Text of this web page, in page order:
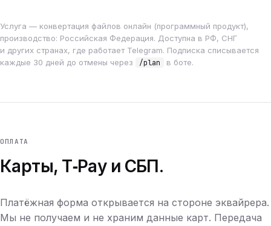
Услуга — конвертация файлов онлайн (программный продукт),
производство: Российская Федерация. Доступна в РФ, СНГ
и других странах, где работает Telegram. Подписка списывается
каждые 30 дней до отмены через
/plan в боте.
ОПЛАТА
Карты, T‑Pay и СБП.
Платёжная форма открывается на стороне эквайрера.
Мы не получаем и не храним данные карт. Передача